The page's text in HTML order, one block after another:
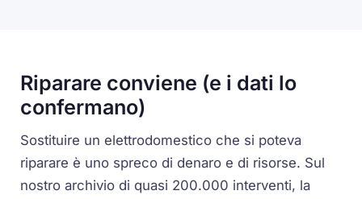
Riparare conviene (e i dati lo
confermano)
Sostituire un elettrodomestico che si poteva
riparare è uno spreco di denaro e di risorse. Sul
nostro archivio di quasi 200.000 interventi, la